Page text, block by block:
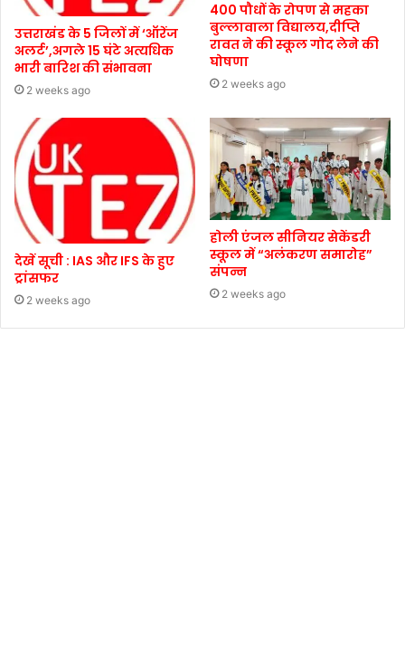
उत्तराखंड के 5 जिलों में ‘ऑरेंज
अलर्ट’,अगले 15 घंटे अत्यधिक
भारी बारिश की संभावना
2 weeks ago
400 पौधों के रोपण से महका
बुल्लावाला विद्यालय,दीप्ति
रावत ने की स्कूल गोद लेने की
घोषणा
2 weeks ago
देखें सूची : IAS और IFS के हुए
ट्रांसफर
2 weeks ago
होली एंजल सीनियर सेकेंडरी
स्कूल में “अलंकरण समारोह”
संपन्न
2 weeks ago